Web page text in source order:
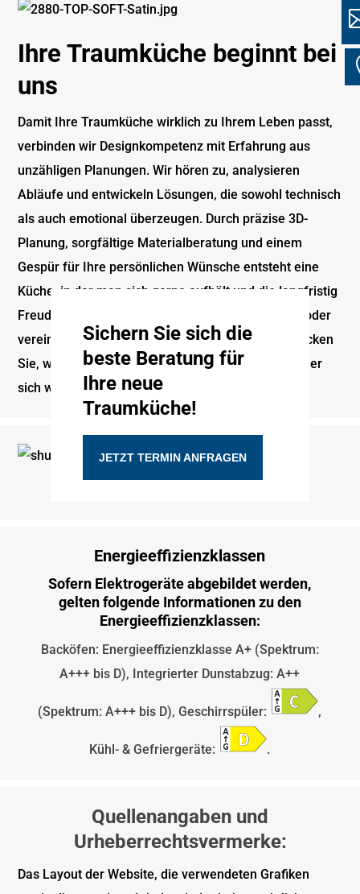
Ihre Traumküche beginnt bei
uns
Damit Ihre Traumküche wirklich zu Ihrem Leben passt,
verbinden wir Designkompetenz mit Erfahrung aus
unzähligen Planungen. Wir hören zu, analysieren
Abläufe und entwickeln Lösungen, die sowohl technisch
als auch emotional überzeugen. Durch präzise 3D-
Planung, sorgfältige Materialberatung und einem
Gespür für Ihre persönlichen Wünsche entsteht eine
Küche, in der man sich gerne aufhält und die langfristig
Freude macht. Besuchen Sie unser Küchenstudio oder
vereinbaren Sie einen Beratungstermin und entdecken
Sie, wie aus Ihren Vorstellungen ein Ort entsteht, der
sich wie Zuhause anfühlt.
Sichern Sie sich die
beste Beratung für
Ihre neue
Traumküche!
JETZT TERMIN ANFRAGEN
Energieeffizienzklassen
Sofern Elektrogeräte abgebildet werden,
gelten folgende Informationen zu den
Energieeffizienzklassen:
Backöfen: Energieeffizienzklasse A+ (Spektrum:
A+++ bis D), Integrierter Dunstabzug: A++
(Spektrum: A+++ bis D), Geschirrspüler: ,
Kühl- & Gefriergeräte: .
Quellenangaben und
Urheberrechtsvermerke:
Das Layout der Website, die verwendeten Grafiken